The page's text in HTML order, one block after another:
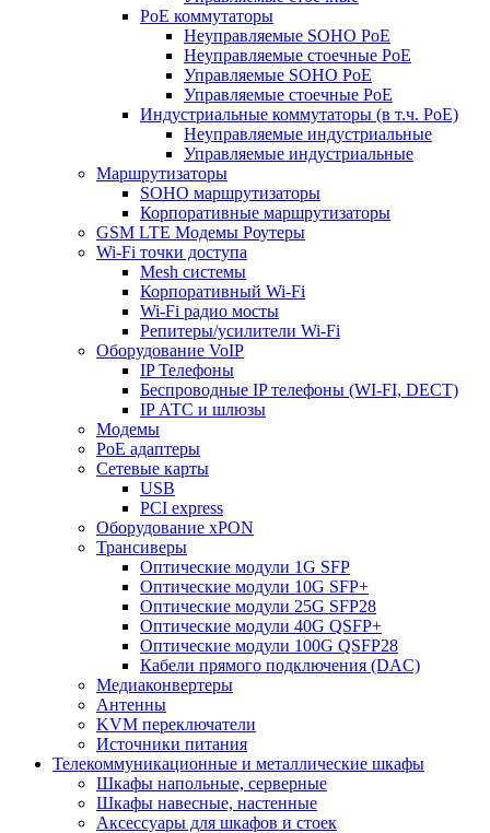
PoE коммутаторы
Неуправляемые SOHO PoE
Неуправляемые стоечные PoE
Управляемые SOHO PoE
Управляемые стоечные PoE
Индустриальные коммутаторы (в т.ч. РоЕ)
Неуправляемые индустриальные
Управляемые индустриальные
Маршрутизаторы
SOHO маршрутизаторы
Корпоративные маршрутизаторы
GSM LTE Модемы Роутеры
Wi-Fi точки доступа
Mesh системы
Корпоративный Wi-Fi
Wi-Fi радио мосты
Репитеры/усилители Wi-Fi
Оборудование VoIP
IP Телефоны
Беспроводные IP телефоны (WI-FI, DECT)
IP АТС и шлюзы
Модемы
PoE адаптеры
Сетевые карты
USB
PCI express
Оборудование xPON
Трансиверы
Оптические модули 1G SFP
Оптические модули 10G SFP+
Оптические модули 25G SFP28
Оптические модули 40G QSFP+
Оптические модули 100G QSFP28
Кабели прямого подключения (DAC)
Медиаконвертеры
Антенны
KVM переключатели
Источники питания
Телекоммуникационные и металлические шкафы
Шкафы напольные, серверные
Шкафы навесные, настенные
Аксессуары для шкафов и стоек